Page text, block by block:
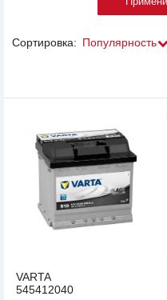
Сортировка: Популярность
VARTA
545412040